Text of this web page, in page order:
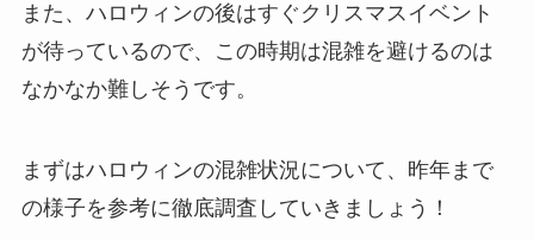
また、ハロウィンの後はすぐクリスマスイベント
が待っているので、この時期は混雑を避けるのは
なかなか難しそうです。
まずはハロウィンの混雑状況について、昨年まで
の様子を参考に徹底調査していきましょう！